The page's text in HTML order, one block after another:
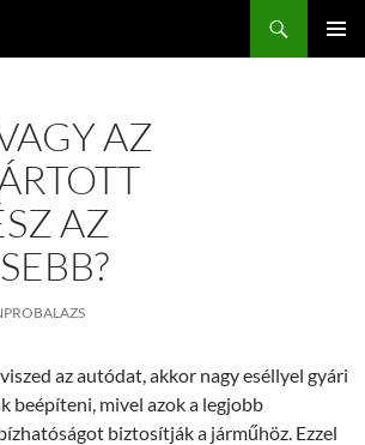
AZ
AZ
az autódat, akkor nagy eséllyel gyári
beépíteni, mivel azok a legjobb
biztosítják a járműhöz. Ezzel